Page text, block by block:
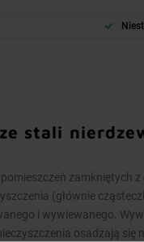
stali
zamkniętych
(głównie
i wywiewanego.
osadzają się